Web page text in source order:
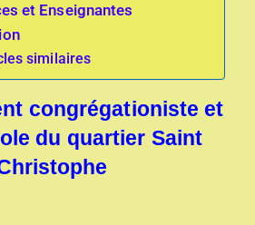
et Enseignantes
similaires
congrégationiste et
du quartier Saint